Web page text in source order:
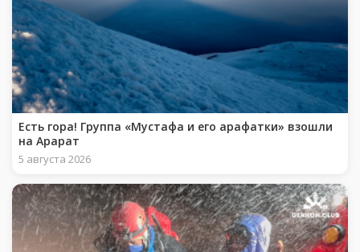
Есть гора! Группа «Мустафа и его арафатки» взошли
на Арарат
5 августа 2026